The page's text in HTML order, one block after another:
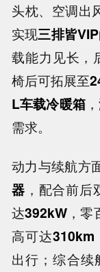
头枕、空调出
实现三排皆VIP
载能力见长，
椅后可拓展至
L车载冷暖箱
需求。
动力与续航方
器 ，配合前
达392kW ，
高可达310km
出行；综合续